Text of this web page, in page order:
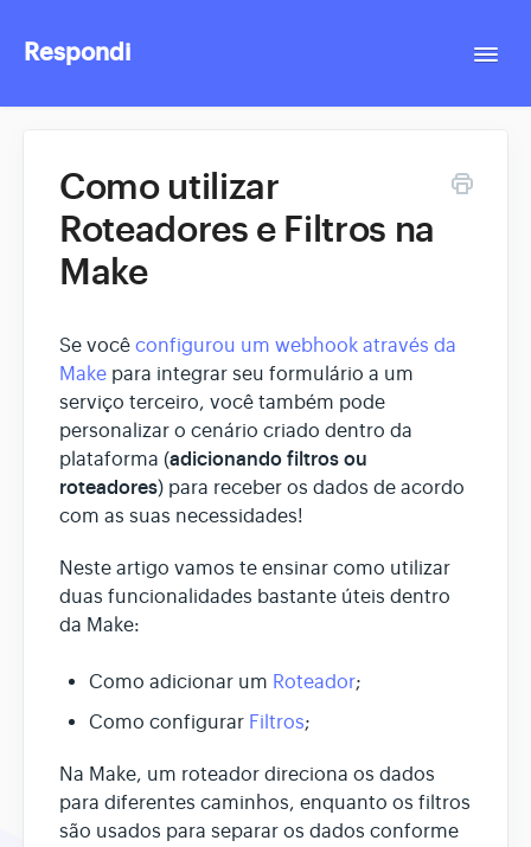
Respondi
Como utilizar
Roteadores e Filtros na
Make
Se você configurou um webhook através da
Make para integrar seu formulário a um
serviço terceiro, você também pode
personalizar o cenário criado dentro da
plataforma (adicionando filtros ou
roteadores) para receber os dados de acordo
com as suas necessidades!
Neste artigo vamos te ensinar como utilizar
duas funcionalidades bastante úteis dentro
da Make:
Como adicionar um Roteador;
Como configurar Filtros;
Na Make, um roteador direciona os dados
para diferentes caminhos, enquanto os filtros
são usados para separar os dados conforme